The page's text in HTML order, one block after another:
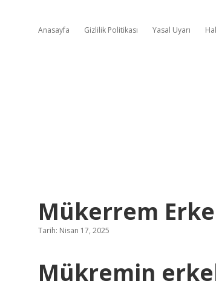
Anasayfa Gizlilik Politikası Yasal Uyarı
Mükerrem
Tarih: Nisan 17, 2025
Mükremin